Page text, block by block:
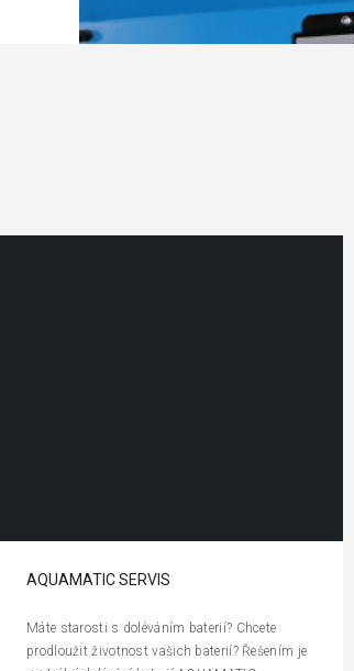
AQUAMATIC SERVIS
Máte starosti s doléváním baterií? Chcete
prodloužit životnost vašich baterií? Řešením je